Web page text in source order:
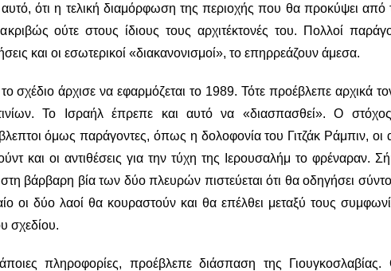
αυτό, ότι η τελική διαμόρφωση της περιοχής που θα προκύψει
ούτε στους ίδιους τους αρχιτέκτονές του. Πολλοί
και οι εσωτερικοί «διακανονισμοί», το επηρρεάζουν άμεσα.
σχέδιο άρχισε να εφαρμόζεται το 1989. Τότε προέβλεπε αρχικά
Το Ισραήλ έπρεπε και αυτό να «διασπασθεί». Ο
όμως παράγοντες, όπως η δολοφονία του Γιτζάκ Ράμπιν, οι
και οι αντιθέσεις για την τύχη της Ιερουσαλήμ το φρέναραν.
βάρβαρη βία των δύο πλευρών πιστεύεται ότι θα οδηγήσει
οι δύο λαοί θα κουραστούν και θα επέλθει μεταξύ τους
σχεδίου.
πληροφορίες, προέβλεπε διάσπαση της